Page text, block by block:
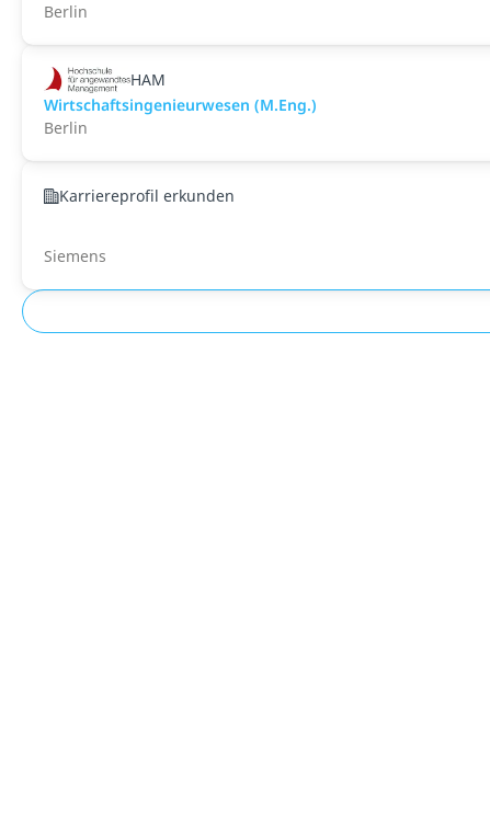
Berlin
HAM
Wirtschaftsingenieurwesen (M.Eng.)
Berlin
Karriereprofil erkunden
Siemens